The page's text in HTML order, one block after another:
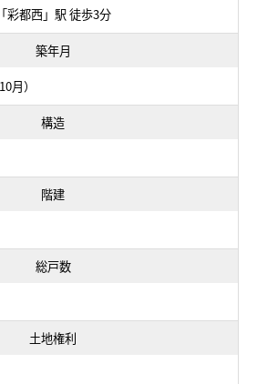
彩都西」駅 徒歩3分
築年月
月）
構造
階建
総戸数
土地権利